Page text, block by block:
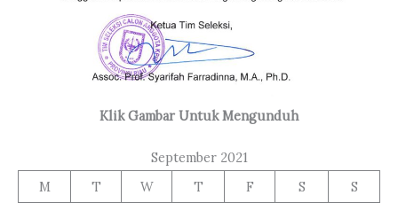
Klik Gambar Untuk Mengunduh
September 2021
M
T W T F S
S